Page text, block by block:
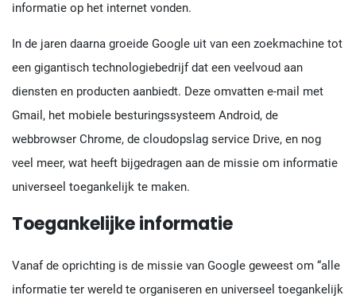
informatie op het internet vonden.
In de jaren daarna groeide Google uit van een zoekmachine tot
een gigantisch technologiebedrijf dat een veelvoud aan
diensten en producten aanbiedt. Deze omvatten e-mail met
Gmail, het mobiele besturingssysteem Android, de
webbrowser Chrome, de cloudopslag service Drive, en nog
veel meer, wat heeft bijgedragen aan de missie om informatie
universeel toegankelijk te maken.
Toegankelijke informatie
Vanaf de oprichting is de missie van Google geweest om “alle
informatie ter wereld te organiseren en universeel toegankelijk